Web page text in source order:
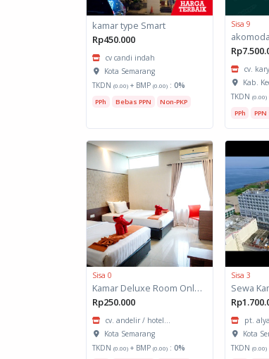
kamar type Smart
Rp450.000
cv candi indah
Kota Semarang
TKDN (0.00)+ BMP (0.00): 0%
PPh Bebas PPN Non-PKP
Sisa 9
cv.
Kab.
TKDN (0.00)
PPh PPN
Sisa 0
Kamar Deluxe Room Only ( RO )
Rp250.000
cv. andelir / hotel...
Kota Semarang
TKDN (0.00)+ BMP (0.00): 0%
Sisa 3
pt.
Kota
TKDN (0.00)